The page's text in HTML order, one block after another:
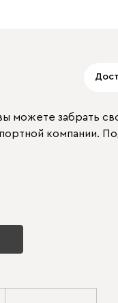
можете забрать
компании.